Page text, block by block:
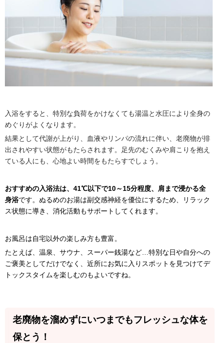
入浴をすると、特別な負荷をかけなくても湯温と水圧により全身の
めぐりがよくなります。
結果として代謝が上がり、血液やリンパの流れに伴い、老廃物が排
出されやすい状態がもたらされます。足先のむくみや肩こりを抱え
ている人にも、心地よい時間をもたらすでしょう。
おすすめの入浴法は、41℃以下で10～15分程度、肩まで浸かる全
身浴です。ぬるめのお湯は副交感神経を優位にするため、リラック
ス状態に導き、消化活動もサポートしてくれます。
お風呂は自宅以外の楽しみ方も豊富。
たとえば、温泉、サウナ、スーパー銭湯など…特別な日や自分への
ご褒美としてだけでなく、近所にお気に入りスポットを見つけてデ
トックスタイムを楽しむのもよいですね。
老廃物を溜めずにいつまでもフレッシュな体を
保とう！